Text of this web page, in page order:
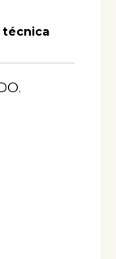
técnica